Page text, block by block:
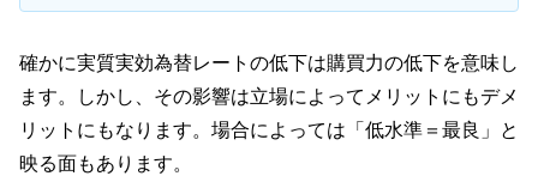
確かに実質実効為替レートの低下は購買力の低下を意味し
ます。しかし、その影響は立場によってメリットにもデメ
リットにもなります。場合によっては「低水準＝最良」と
映る面もあります。